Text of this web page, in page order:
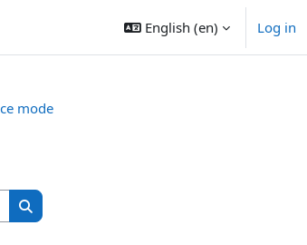
English ‎(en)‎ Log in
mode
Search courses
Search courses